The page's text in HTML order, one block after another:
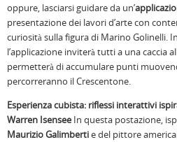
oppure, lasciarsi guidare da un’
presentazione dei lavori d’arte con
curiosità sulla figura di Marino Golinelli.
l’applicazione inviterà tutti a una caccia
permetterà di accumulare punti
percorreranno il Crescentone.
Esperienza cubista: riflessi interattivi
Warren Isensee In questa postazione,
Maurizio Galimbertie del pittore